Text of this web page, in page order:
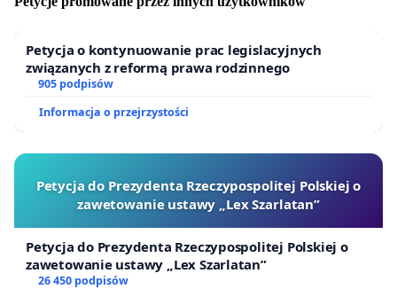
Petycja o kontynuowanie prac legislacyjnych
związanych z reformą prawa rodzinnego
905 podpisów
Informacja o przejrzystości
Petycja do Prezydenta Rzeczypospolitej Polskiej o
zawetowanie ustawy „Lex Szarlatan”
Petycja do Prezydenta Rzeczypospolitej Polskiej o
zawetowanie ustawy „Lex Szarlatan”
26 450 podpisów